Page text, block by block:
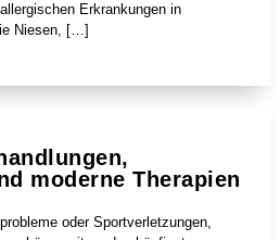
Erkrankungen in
Niesen, […]
moderne Therapien
oder Sportverletzungen,